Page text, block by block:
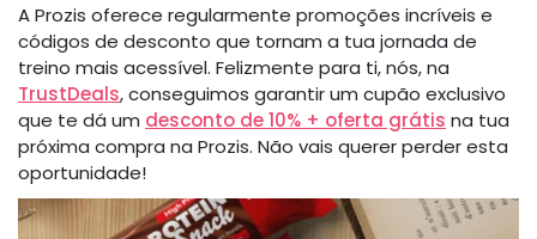
A Prozis oferece regularmente promoções incríveis e
códigos de desconto que tornam a tua jornada de
treino mais acessível. Felizmente para ti, nós, na
TrustDeals, conseguimos garantir um cupão exclusivo
que te dá um desconto de 10% + oferta grátis na tua
próxima compra na Prozis. Não vais querer perder esta
oportunidade!